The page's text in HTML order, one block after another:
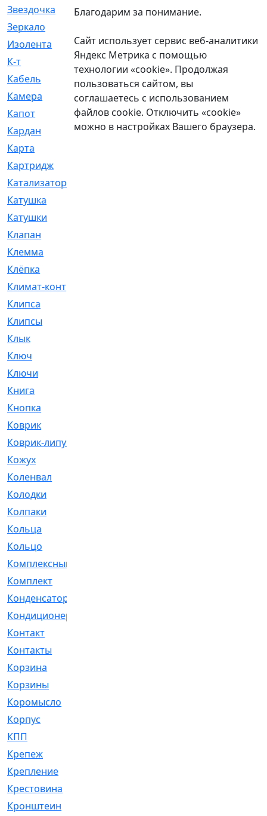
Звездочка
[5]
Зеркало
Изолента
[1]
К-т
[13]
Кабель
[50]
Камера
[4]
Капот
[144]
Кардан
[131]
Карта
Картридж
Катализатор
Катушка
Катушки
Клапан
Клемма
Клёпка
Климат-контроль
Клипса
Клипсы
Клык
Ключ
Ключи
Книга
Кнопка
Коврик
Коврик-липучка
Кожух
Коленвал
Колодки
Колпаки
Кольца
Кольцо
Комплексный
Комплект
Конденсатор
Кондиционер
Контакт
Контакты
Корзина
Корзины
Коромысло
Корпус
КПП
Крепеж
Крепление
Крестовина
Кронштеин
Благодарим за понимание.
Сайт использует сервис веб-аналитики
Яндекс Метрика с помощью
технологии «cookie». Продолжая
пользоваться сайтом, вы
соглашаетесь с использованием
файлов cookie. Отключить «cookie»
можно в настройках Вашего браузера.